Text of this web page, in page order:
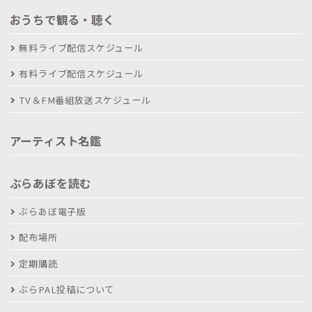
おうちで観る・聴く
無料ライブ配信スケジュール
有料ライブ配信スケジュール
TV＆FM番組放送スケジュール
アーティスト名鑑
ぶらあぼを読む
ぶらあぼ電子版
配布場所
定期購読
ぶらPAL投稿について